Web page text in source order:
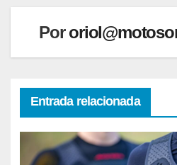
Por
Entrada relacionada